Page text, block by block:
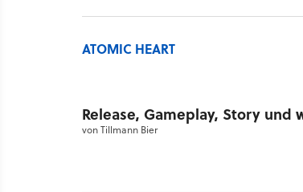
ATOMIC HEART
Release, Gameplay, Story und
vonTillmann Bier